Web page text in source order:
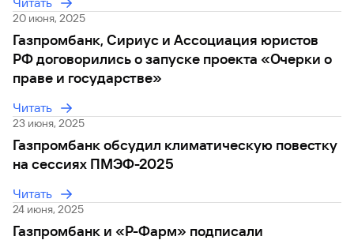
20 июня, 2025
Газпромбанк, Сириус и Ассоциация юристов
РФ договорились о запуске проекта «Очерки о
праве и государстве»
Читать
23 июня, 2025
Газпромбанк обсудил климатическую повестку
на сессиях ПМЭФ-2025
Читать
24 июня, 2025
Газпромбанк и «Р-Фарм» подписали